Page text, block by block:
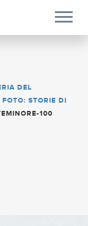
DEL
STORIE DI
100